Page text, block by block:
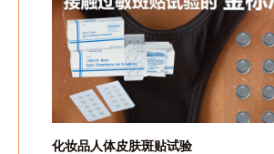
化妆品人体皮肤斑贴试验